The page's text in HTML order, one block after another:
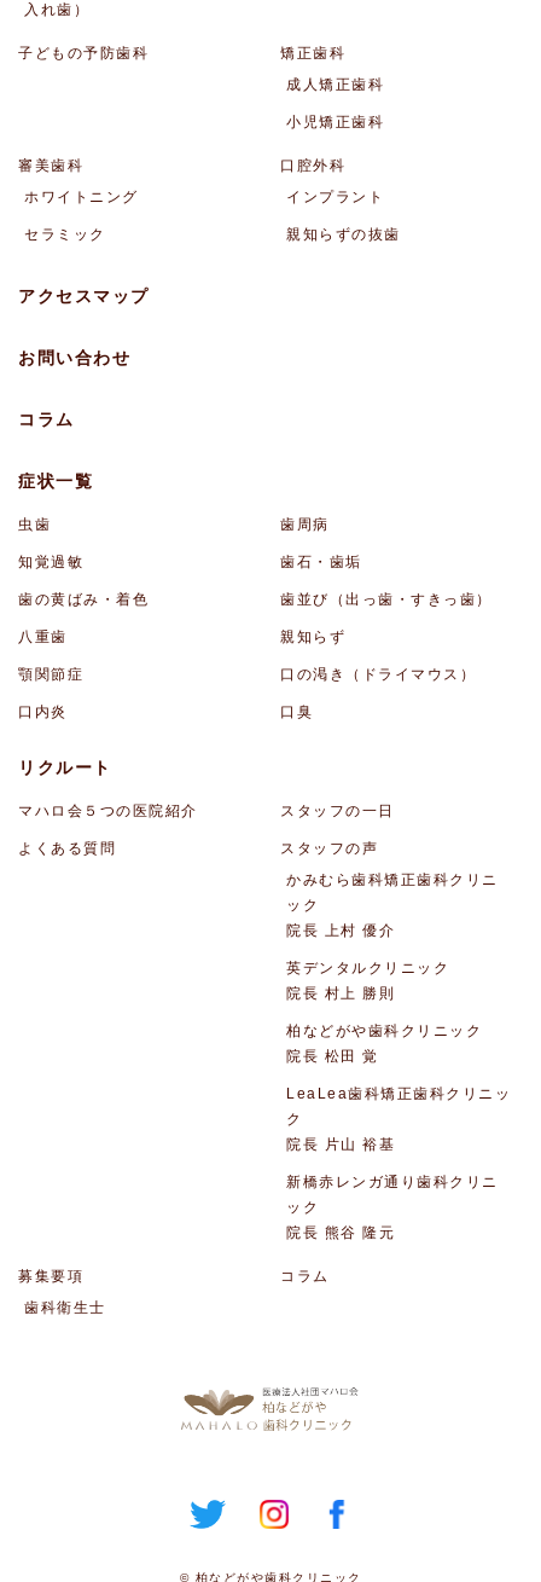
入れ歯）
子どもの予防歯科
矯正歯科
成人矯正歯科
小児矯正歯科
審美歯科
ホワイトニング
セラミック
口腔外科
インプラント
親知らずの抜歯
アクセスマップ
お問い合わせ
コラム
症状一覧
虫歯 歯周病
知覚過敏 歯石・歯垢
歯の黄ばみ・着色 歯並び（出っ歯・すきっ歯）
八重歯 親知らず
顎関節症 口の渇き（ドライマウス）
口内炎 口臭
リクルート
マハロ会５つの医院紹介 スタッフの一日
よくある質問
スタッフの声
かみむら歯科矯正歯科クリニ
ック
院長 上村 優介
英デンタルクリニック
院長 村上 勝則
柏などがや歯科クリニック
院長 松田 覚
LeaLea歯科矯正歯科クリニッ
ク
院長 片山 裕基
新橋赤レンガ通り歯科クリニ
ック
院長 熊谷 隆元
募集要項
歯科衛生士
コラム
© 柏などがや歯科クリニック